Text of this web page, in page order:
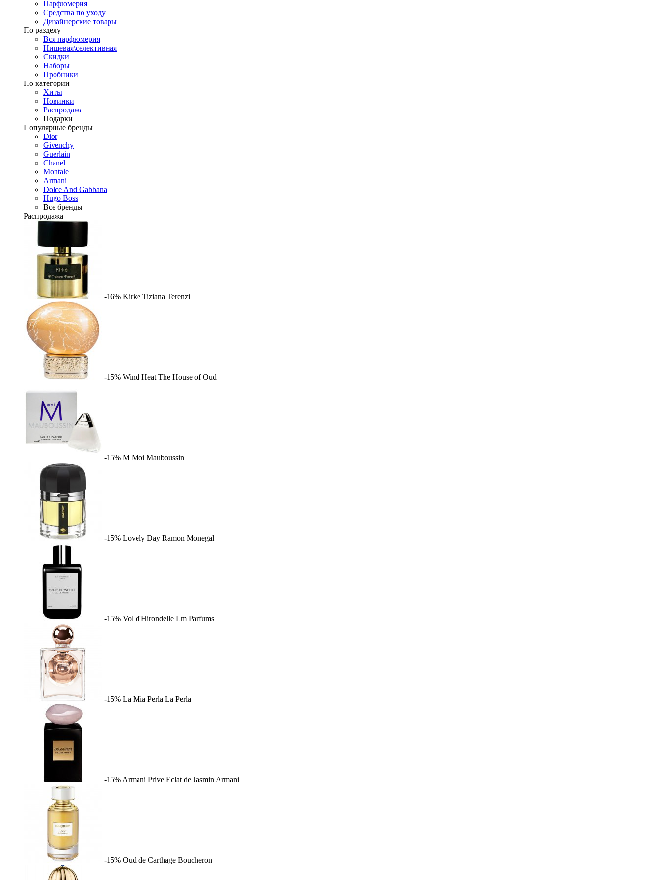
Парфюмерия
Средства по уходу
Дизайнерские товары
По разделу
Вся парфюмерия
Нишевая\селективная
Скидки
Наборы
Пробники
По категории
Хиты
Новинки
Распродажа
Подарки
Популярные бренды
Dior
Givenchy
Guerlain
Chanel
Montale
Armani
Dolce And Gabbana
Hugo Boss
Все бренды
Распродажа
-16% Kirke Tiziana Terenzi
-15% Wind Heat The House of Oud
-15% M Moi Mauboussin
-15% Lovely Day Ramon Monegal
-15% Vol d'Hirondelle Lm Parfums
-15% La Mia Perla La Perla
-15% Armani Prive Eclat de Jasmin Armani
-15% Oud de Carthage Boucheron